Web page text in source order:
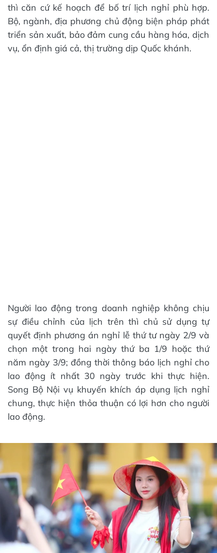
thì căn cứ kế hoạch để bố trí lịch nghỉ phù hợp.
Bộ, ngành, địa phương chủ động biện pháp phát
triển sản xuất, bảo đảm cung cầu hàng hóa, dịch
vụ, ổn định giá cả, thị trường dịp Quốc khánh.
Người lao động trong doanh nghiệp không chịu
sự điều chỉnh của lịch trên thì chủ sử dụng tự
quyết định phương án nghỉ lễ thứ tư ngày 2/9 và
chọn một trong hai ngày thứ ba 1/9 hoặc thứ
năm ngày 3/9; đồng thời thông báo lịch nghỉ cho
lao động ít nhất 30 ngày trước khi thực hiện.
Song Bộ Nội vụ khuyến khích áp dụng lịch nghỉ
chung, thực hiện thỏa thuận có lợi hơn cho người
lao động.